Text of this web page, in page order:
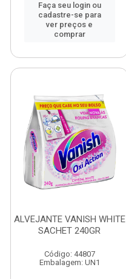
Faça seu login ou
cadastre-se para
ver preços e
comprar
ALVEJANTE VANISH WHITE
SACHET 240GR
Código: 44807
Embalagem: UN1